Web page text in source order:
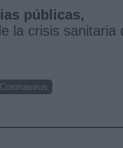
públicas,
la crisis sanitaria